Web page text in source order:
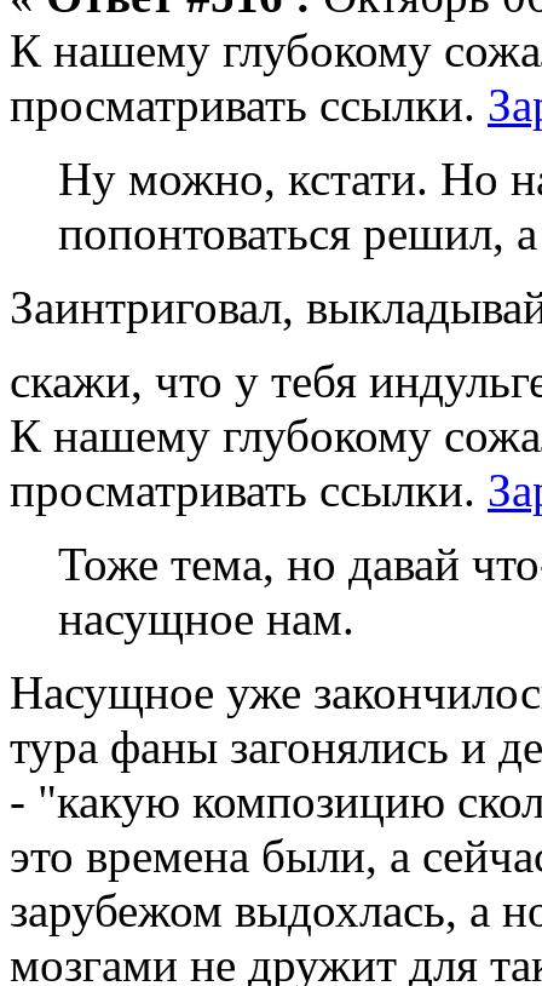
К нашему глубокому
просматривать ссылки.
Ну можно, кстати. Но
попонтоваться решил,
Заинтриговал,
скажи, что у тебя
К нашему глубокому
просматривать ссылки.
Тоже тема, но давай
насущное нам.
Насущное уже
тура фаны загонялись и
- "какую композицию
это времена были, а
зарубежом выдохлась, а
мозгами не дружит для